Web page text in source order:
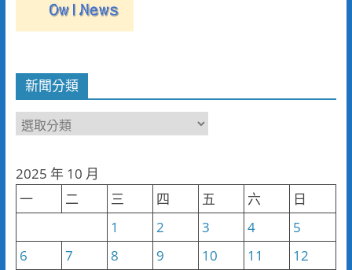
新聞分類
新
類
2025 年 10 月
一
二 三 四 五 六
日
1
2 3 4
5
6
7 8 9 10 11
12